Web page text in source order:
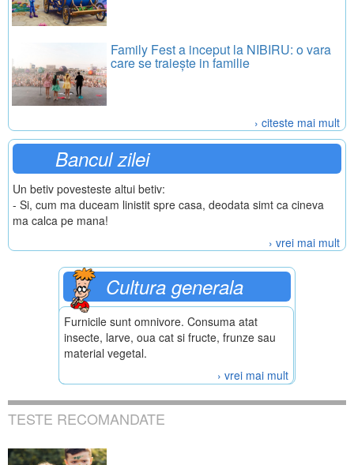
Family Fest a inceput la NIBIRU: o vara
care se traiește in familie
› citeste mai mult
Bancul zilei
Un betiv povesteste altui betiv:
- Si, cum ma duceam linistit spre casa, deodata simt ca cineva
ma calca pe mana!
› vrei mai mult
Cultura generala
Furnicile sunt omnivore. Consuma atat
insecte, larve, oua cat si fructe, frunze sau
material vegetal.
› vrei mai mult
TESTE RECOMANDATE